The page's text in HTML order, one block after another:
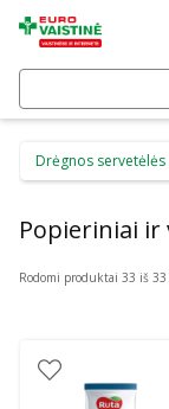
Drėgnos servetėlės
Popieriniai ir
Rodomi produktai 33 iš 33